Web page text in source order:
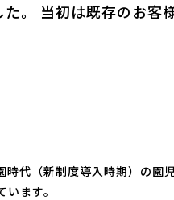
。 当初は既存のお客
代（新制度導入時期）の園
ます。